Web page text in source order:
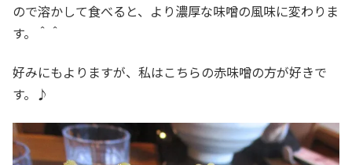
ので溶かして食べると、より濃厚な味噌の風味に変わりま
す。＾＾
好みにもよりますが、私はこちらの赤味噌の方が好きで
す。♪